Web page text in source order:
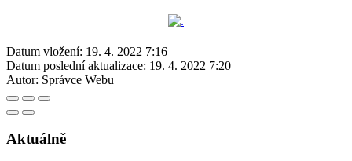
Datum vložení: 19. 4. 2022 7:16
Datum poslední aktualizace: 19. 4. 2022 7:20
Autor: Správce Webu
Aktuálně